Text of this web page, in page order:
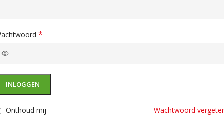
*
INLOGGEN
Wachtwoord
Onthoud mij